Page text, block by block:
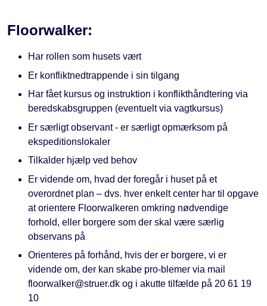
Floorwalker:
Har rollen som husets vært
Er konfliktnedtrappende i sin tilgang
Har fået kursus og instruktion i konflikthåndtering via
beredskabsgruppen (eventuelt via vagtkursus)
Er særligt observant - er særligt opmærksom på
ekspeditionslokaler
Tilkalder hjælp ved behov
Er vidende om, hvad der foregår i huset på et
overordnet plan – dvs. hver enkelt center har til opgave
at orientere Floorwalkeren omkring nødvendige
forhold, eller borgere som der skal være særlig
observans på
Orienteres på forhånd, hvis der er borgere, vi er
vidende om, der kan skabe pro-blemer via mail
floorwalker@struer.dk og i akutte tilfælde på 20 61 19
10